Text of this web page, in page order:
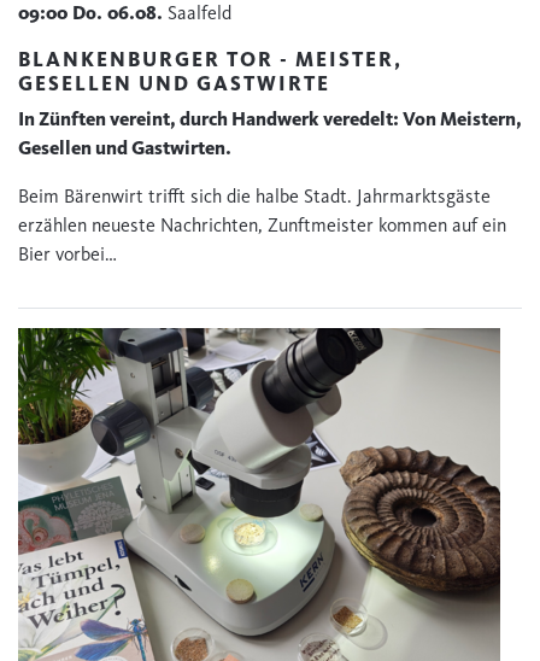
09:00 Do. 06.08. Saalfeld
BLANKENBURGER TOR - MEISTER,
GESELLEN UND GASTWIRTE
In Zünften vereint, durch Handwerk veredelt: Von Meistern,
Gesellen und Gastwirten.
Beim Bärenwirt trifft sich die halbe Stadt. Jahrmarktsgäste
erzählen neueste Nachrichten, Zunftmeister kommen auf ein
Bier vorbei…